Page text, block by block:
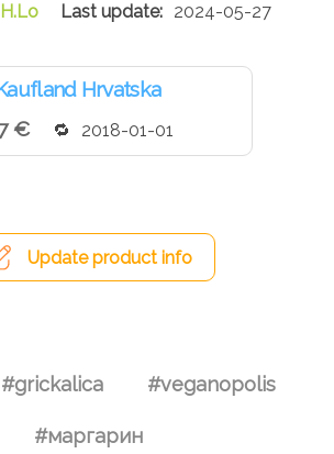
H.Lo 2024-05-27
Hrvatska
€
2018-01-01
Update product info
#grickalica #veganopolis
#маргарин